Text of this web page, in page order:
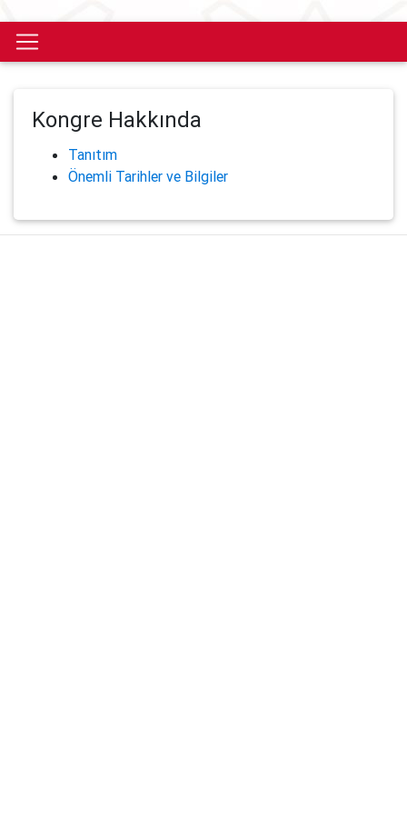
Kongre Hakkında
Tanıtım
Önemli Tarihler ve Bilgiler